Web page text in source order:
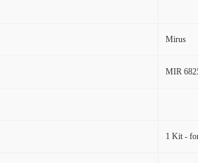
Mirus
MIR
1 Kit -